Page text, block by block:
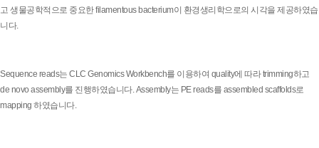
고 생물공학적으로 중요한 filamentous bacterium이 환경생리학으로의 시각을 제공하였습
니다.
Sequence reads는 CLC Genomics Workbench를 이용하여 quality에 따라 trimming하고
de novo assembly를 진행하였습니다. Assembly는 PE reads를 assembled scaffolds로
mapping 하였습니다.